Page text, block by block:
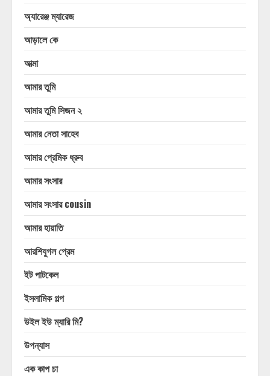
অ্যারেঞ্জ ম্যারেজ
আড়ালে কে
আত্মা
আমার তুমি
আমার তুমি সিজন ২
আমার নেতা সাহেব
আমার প্রেমিক ধ্রুব
আমার সংসার
আমার সংসার cousin
আমার হায়াতি
আরশিযুগল প্রেম
ইট পাটকেল
ইসলামিক গল্প
উইল ইউ ম্যারি মি?
উপন্যাস
এক কাপ চা